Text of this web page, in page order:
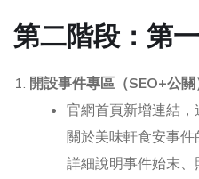
第二階段：第
開設事件專區（SEO+公關
官網首頁新增連結，
關於美味軒食安事
詳細說明事件始末